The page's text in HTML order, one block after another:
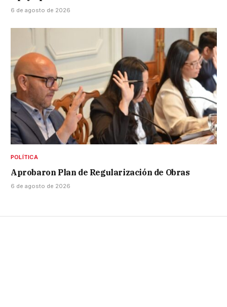
6 de agosto de 2026
POLÍTICA
Aprobaron Plan de Regularización de Obras
6 de agosto de 2026